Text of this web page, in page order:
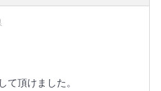
て頂けました。